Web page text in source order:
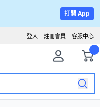
打開 App
客服中心
註冊會員
登入